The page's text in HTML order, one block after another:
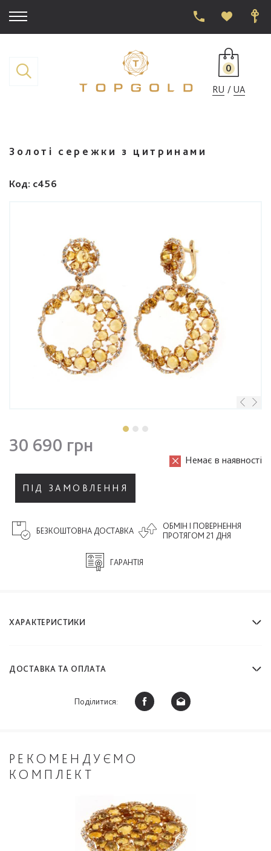
0
RU
UA
Золоті сережки з цитринами
Код: с456
30 690 грн
Немає в наявності
ПІД ЗАМОВЛЕННЯ
ОБМІН І ПОВЕРНЕННЯ
ПРОТЯГОМ 21 ДНЯ
ГАРАНТІЯ
БЕЗКОШТОВНА ДОСТАВКА
ХАРАКТЕРИСТИКИ
ДОСТАВКА ТА ОПЛАТА
Поділитися:
РЕКОМЕНДУЄМО
КОМПЛЕКТ